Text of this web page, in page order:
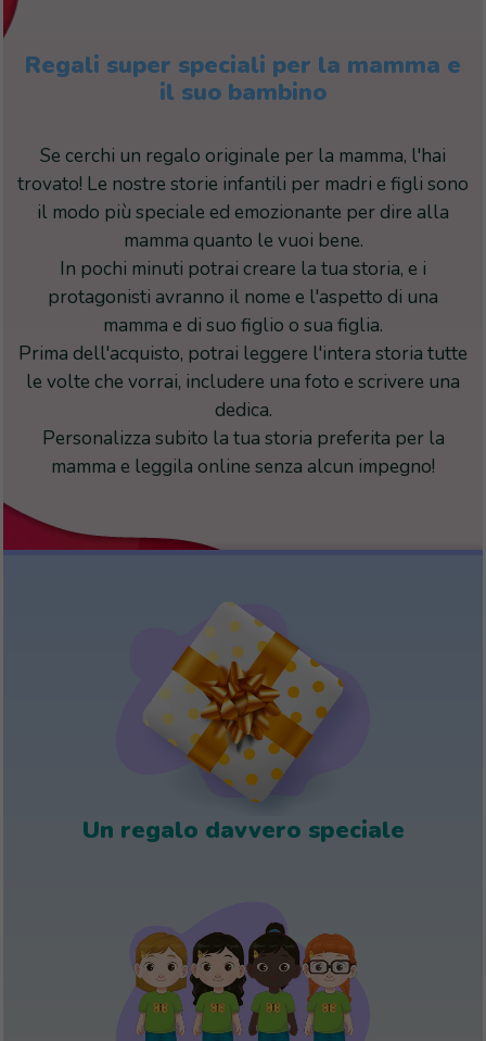
Regali super speciali per la mamma e
il suo bambino
Se cerchi un regalo originale per la mamma, l'hai
trovato! Le nostre storie infantili per madri e figli sono
il modo più speciale ed emozionante per dire alla
mamma quanto le vuoi bene.
In pochi minuti potrai creare la tua storia, e i
protagonisti avranno il nome e l'aspetto di una
mamma e di suo figlio o sua figlia.
Prima dell'acquisto, potrai leggere l'intera storia tutte
le volte che vorrai, includere una foto e scrivere una
dedica.
Personalizza subito la tua storia preferita per la
mamma e leggila online senza alcun impegno!
Un regalo davvero speciale